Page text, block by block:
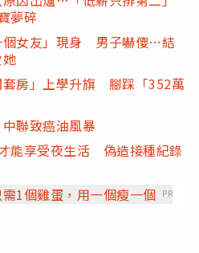
夢碎
個女友」現身 男子嚇傻…結
套房」上學升旗 腳踩「352萬
聯致癌油風暴
能享受夜生活 偽造接種紀錄
1個雞蛋，用一個瘦一個 PR